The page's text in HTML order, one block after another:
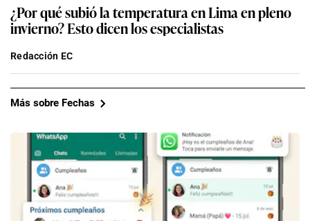
¿Por qué subió la temperatura en Lima en pleno
invierno? Esto dicen los especialistas
Redacción EC
Más sobre Fechas